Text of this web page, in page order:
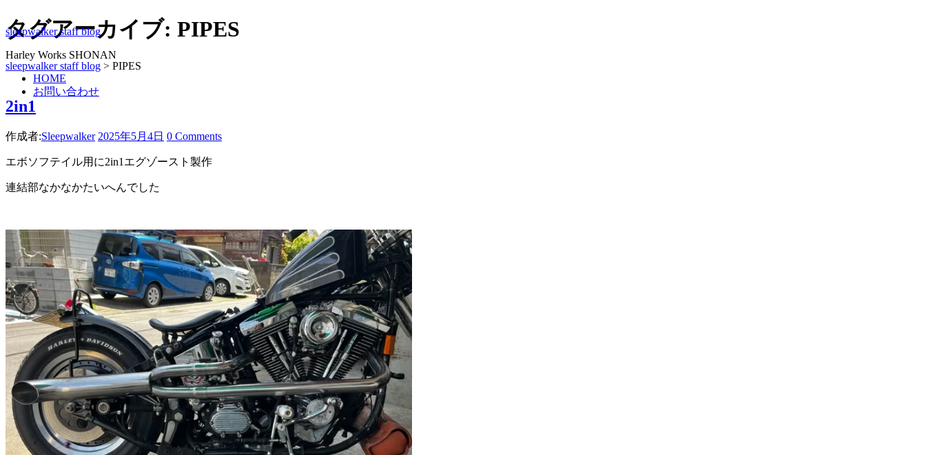
sleepwalker staff blog
Harley Works SHONAN
HOME
お問い合わせ
タグアーカイブ: PIPES
sleepwalker staff blog > PIPES
2in1
作成者:Sleepwalker 2025年5月4日 0 Comments
エボソフテイル用に2in1エグゾースト製作
連結部なかなかたいへんでした